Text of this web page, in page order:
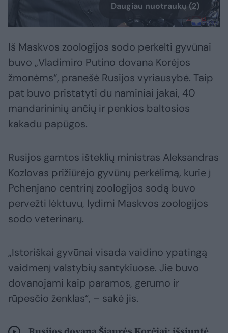
Daugiau nuotraukų (2)
Iš Maskvos zoologijos sodo perkelti gyvūnai
buvo „Vladimiro Putino dovana Korėjos
žmonėms“, pranešė Rusijos vyriausybė. Taip
pat buvo pristatyti du naminiai jakai, 40
mandarininių ančių ir penkios baltosios
kakadu papūgos.
Rusijos gamtos išteklių ministras Aleksandras
Kozlovas prižiūrėjo gyvūnų perkėlimą, kurie į
Pchenjano centrinį zoologijos sodą buvo
pervežti lėktuvu, lydimi Maskvos zoologijos
sodo veterinarų.
„Istoriškai gyvūnai visada vaidino ypatingą
vaidmenį valstybių santykiuose. Jie buvo
dovanojami kaip paramos, gerumo ir
rūpesčio ženklas“, – sakė jis.